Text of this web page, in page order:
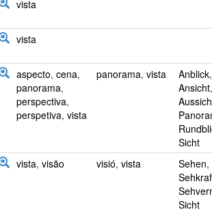
vista
vista
aspecto, cena,
panorama,
perspectiva,
perspetiva, vista
panorama, vista Anblick,
Ansicht,
Sicht
vista, visão visió, vista Sehen,
Sicht